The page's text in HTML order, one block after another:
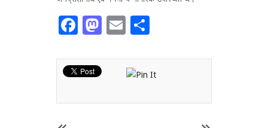
Facebook
Mastodon
Email